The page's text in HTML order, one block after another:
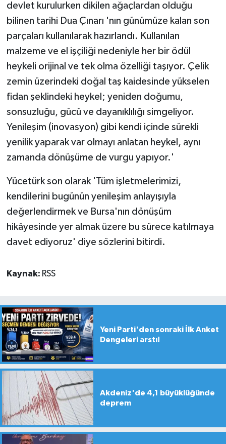
devlet kurulurken dikilen ağaçlardan olduğu
bilinen tarihi Dua Çınarı 'nın günümüze kalan son
parçaları kullanılarak hazırlandı. Kullanılan
malzeme ve el işçiliği nedeniyle her bir ödül
heykeli orijinal ve tek olma özelliği taşıyor. Çelik
zemin üzerindeki doğal taş kaidesinde yükselen
fidan şeklindeki heykel; yeniden doğumu,
sonsuzluğu, gücü ve dayanıklılığı simgeliyor.
Yenileşim (inovasyon) gibi kendi içinde sürekli
yenilik yaparak var olmayı anlatan heykel, aynı
zamanda dönüşüme de vurgu yapıyor.'
Yücetürk son olarak 'Tüm işletmelerimizi,
kendilerini bugünün yenileşim anlayışıyla
değerlendirmek ve Bursa'nın dönüşüm
hikâyesinde yer almak üzere bu sürece katılmaya
davet ediyoruz' diye sözlerini bitirdi.
Kaynak: RSS
Yeni Parti'den sonraki İlk Anket
Dengeleri arstı!
Akdeniz'de 4,1 büyüklüğünde
deprem